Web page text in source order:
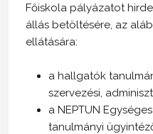
Főiskola pályázatot
állás betöltésére, az
ellátására:
a hallgatók
szervezési,
a NEPTUN
tanulmányi